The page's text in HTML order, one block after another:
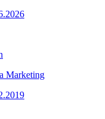
Marketing